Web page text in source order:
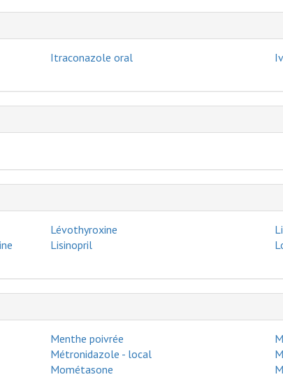
Itraconazole oral
Lévothyroxine
Lisinopril
Menthe poivrée
Métronidazole - local
Mométasone